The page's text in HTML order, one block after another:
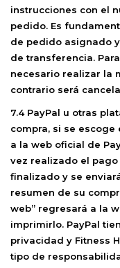
instrucciones con el
pedido. Es
de pedido asignado
de transferencia.
necesario realizar la
contrario será
7.4 PayPal u otras
compra, si se
a la web oficial de
vez realizado el
finalizado y se
resumen de su
web” regresará a la
imprimirlo. PayPal
privacidad y Fitness
tipo de